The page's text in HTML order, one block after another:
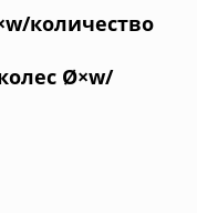
количество
Ø×w/